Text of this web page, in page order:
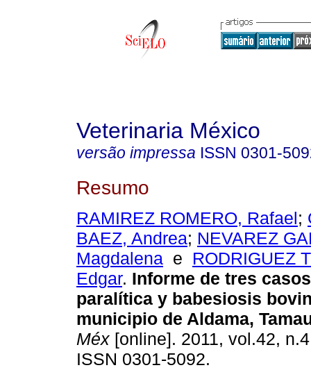
Veterinaria México
versão impressa ISSN 0301-
Resumo
RAMIREZ ROMERO, Rafael;
BAEZ, Andrea; NEVAREZ
Magdalena e RODRIGUEZ
Edgar. Informe de tres
paralítica y babesiosis
municipio de Aldama,
Méx [online]. 2011, vol.42,
ISSN 0301-5092.